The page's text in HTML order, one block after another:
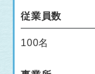
従業員数
100名